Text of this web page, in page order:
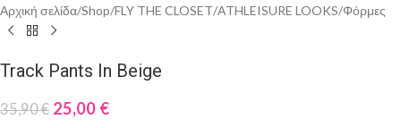
Αρχική σελίδα/Shop/FLY THE CLOSET/ΑTHLEISURE LOOKS/Φόρμες
Track Pants In Beige
35,90€ 25,00 €